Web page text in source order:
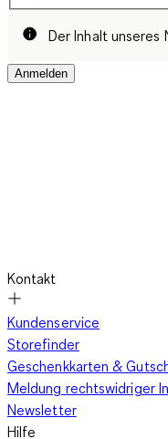
Der Inhalt
Anmelden
Kontakt
Kundenservice
Storefinder
Geschenkkarten &
Meldung rechtswidriger
Newsletter
Hilfe